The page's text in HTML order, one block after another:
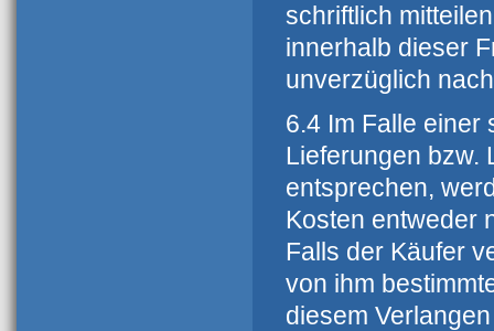
schriftlich
innerhalb dieser
unverzüglich
6.4 Im Falle einer
Lieferungen bzw.
entsprechen,
Kosten entweder
Falls der Käufer
von ihm
diesem